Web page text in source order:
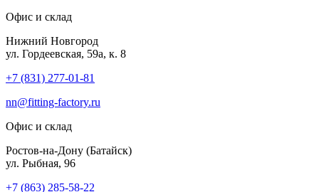
Офис и склад
Нижний Новгород
ул. Гордеевская, 59а, к. 8
+7 (831) 277-01-81
nn@fitting-factory.ru
Офис и склад
Ростов-на-Дону (Батайск)
ул. Рыбная, 96
+7 (863) 285-58-22